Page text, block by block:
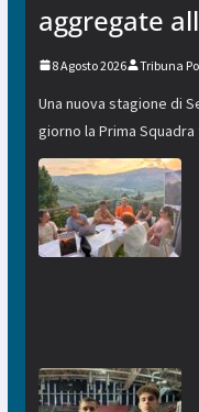
aggregate
8 Agosto 2026 Tribuna
Una nuova stagione di
giorno la Prima